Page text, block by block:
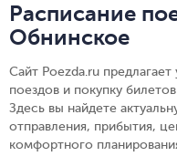
Расписание
Обнинское
Сайт Poezda.ru
поездов и покупку
Здесь вы найдете
отправления, прибытия,
комфортного